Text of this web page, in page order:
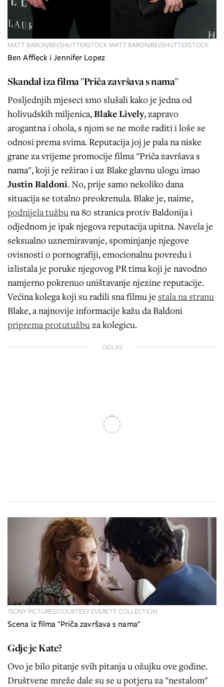
Ben Affleck i Jennifer Lopez
MATT BARON/BEI/SHUTTERSTOCK MATT BARON/BEI/SHUTTERSTOCK
Skandal iza filma "Priča završava s nama"
Posljednjih mjeseci smo slušali kako je jedna od
holivudskih miljenica,Blake Lively, zapravo
arogantna i ohola, s njom se ne može raditi i loše se
odnosi prema svima. Reputacija joj je pala na niske
grane za vrijeme promocije filma "Priča završava s
nama", koji je režirao i uz Blake glavnu ulogu imao
Justin Baldoni. No, prije samo nekoliko dana
situacija se totalno preokrenula. Blake je, naime,
podnijela tužbuna 80 stranica protiv Baldonija i
odjednom je ipak njegova reputacija upitna. Navela je
seksualno uznemiravanje, spominjanje njegove
ovisnosti o pornografiji, emocionalnu povredu i
izlistala je poruke njegovog PR tima koji je navodno
namjerno pokrenuo uništavanje njezine reputacije.
Većina kolega koji su radili sna filmu je stala na stranu
Blake, a najnovije informacije kažu da Baldoni
priprema protutužbuza kolegicu.
OGLAS
Scena iz filma "Priča završava s nama"
?SONY PICTURES/COURTESY EVERETT COLLECTION
Gdje je Kate?
Ovo je bilo pitanje svih pitanja u ožujku ove godine.
Društvene mreže dale su se u potjeru za "nestalom"